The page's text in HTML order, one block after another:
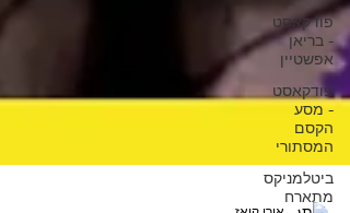
פודקאסט
- בריאן
אפשטיין
פודקאסט
- מסע
הקסם
המסתורי
ביטלמניקס
מתארח